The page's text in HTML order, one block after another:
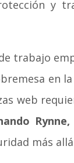
y
trabajo
en
web
más